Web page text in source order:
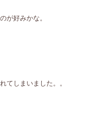
が好みかな。
てしまいました。。